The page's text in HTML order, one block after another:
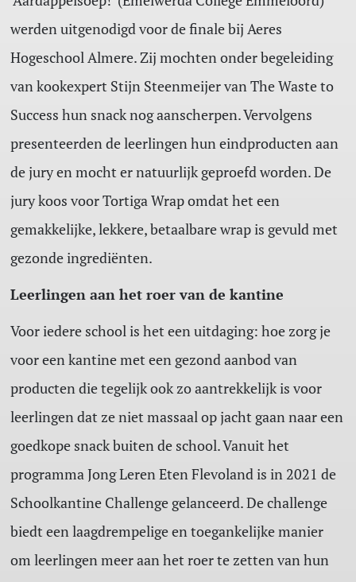
werden uitgenodigd voor de finale bij Aeres
Hogeschool Almere. Zij mochten onder begeleiding
van kookexpert Stijn Steenmeijer van The Waste to
Success hun snack nog aanscherpen. Vervolgens
presenteerden de leerlingen hun eindproducten aan
de jury en mocht er natuurlijk geproefd worden. De
jury koos voor Tortiga Wrap omdat het een
gemakkelijke, lekkere, betaalbare wrap is gevuld met
gezonde ingrediënten.
Leerlingen aan het roer van de kantine
Voor iedere school is het een uitdaging: hoe zorg je
voor een kantine met een gezond aanbod van
producten die tegelijk ook zo aantrekkelijk is voor
leerlingen dat ze niet massaal op jacht gaan naar een
goedkope snack buiten de school. Vanuit het
programma Jong Leren Eten Flevoland is in 2021 de
Schoolkantine Challenge gelanceerd. De challenge
biedt een laagdrempelige en toegankelijke manier
om leerlingen meer aan het roer te zetten van hun